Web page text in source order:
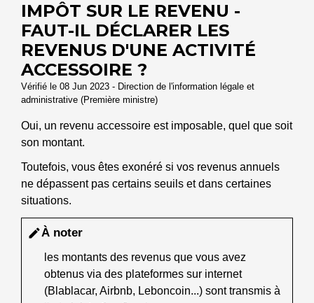
IMPÔT SUR LE REVENU -
FAUT-IL DÉCLARER LES
REVENUS D'UNE ACTIVITÉ
ACCESSOIRE ?
Vérifié le 08 Jun 2023 - Direction de l'information légale et
administrative (Première ministre)
Oui, un revenu accessoire est imposable, quel que soit
son montant.
Toutefois, vous êtes exonéré si vos revenus annuels
ne dépassent pas certains seuils et dans certaines
situations.
editÀ noter
les montants des revenus que vous avez
obtenus via des plateformes sur internet
(Blablacar, Airbnb, Leboncoin...) sont transmis à